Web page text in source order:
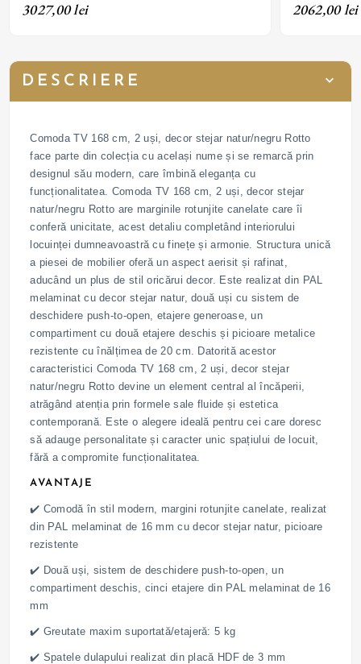
3027,00 lei 2062,00 lei
DESCRIERE
Comoda TV 168 cm, 2 uși, decor stejar natur/negru Rotto
face parte din colecția cu același nume și se remarcă prin
designul său modern, care îmbină eleganța cu
funcționalitatea. Comoda TV 168 cm, 2 uși, decor stejar
natur/negru Rotto are marginile rotunjite canelate care îi
conferă unicitate, acest detaliu completând interiorului
locuinței dumneavoastră cu finețe și armonie. Structura unică
a piesei de mobilier oferă un aspect aerisit și rafinat,
aducând un plus de stil oricărui decor. Este realizat din PAL
melaminat cu decor stejar natur, două uși cu sistem de
deschidere push-to-open, etajere generoase, un
compartiment cu două etajere deschis și picioare metalice
rezistente cu înălțimea de 20 cm. Datorită acestor
caracteristici Comoda TV 168 cm, 2 uși, decor stejar
natur/negru Rotto devine un element central al încăperii,
atrăgând atenția prin formele sale fluide și estetica
contemporană. Este o alegere ideală pentru cei care doresc
să adauge personalitate și caracter unic spațiului de locuit,
fără a compromite funcționalitatea.
AVANTAJE
✔️ Comodă în stil modern, margini rotunjite canelate, realizat
din PAL melaminat de 16 mm cu decor stejar natur, picioare
rezistente
✔️ Două uși, sistem de deschidere push-to-open, un
compartiment deschis, cinci etajere din PAL melaminat de 16
mm
✔️ Greutate maxim suportată/etajeră: 5 kg
✔️ Spatele dulapului realizat din placă HDF de 3 mm